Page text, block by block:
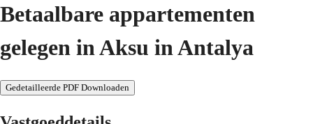
Betaalbare appartementen
gelegen in Aksu in Antalya
Gedetailleerde PDF Downloaden